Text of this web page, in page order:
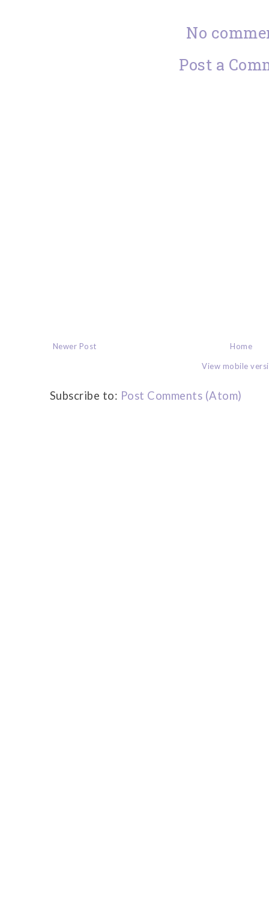
No
Post a
Newer Post Home
View mobile
Subscribe to: Post Comments (Atom)